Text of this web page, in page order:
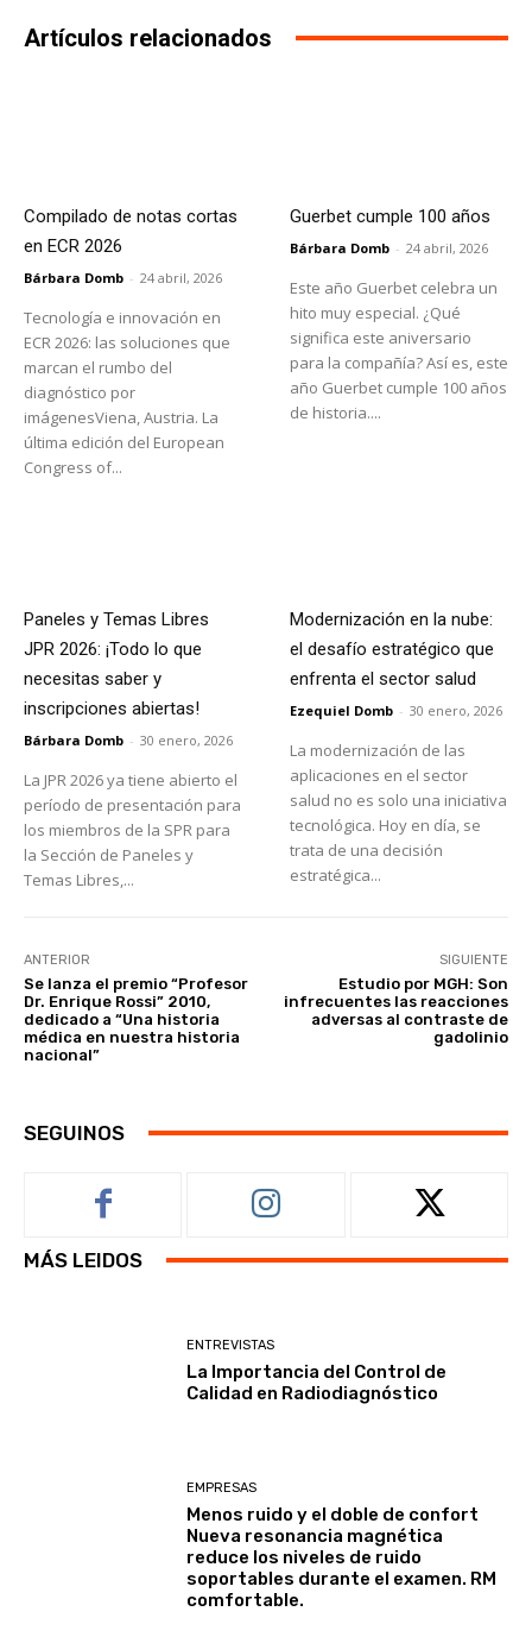
Artículos relacionados
Compilado de notas cortas
en ECR 2026
Bárbara Domb - 24 abril, 2026
Tecnología e innovación en
ECR 2026: las soluciones que
marcan el rumbo del
diagnóstico por
imágenesViena, Austria. La
última edición del European
Congress of...
Guerbet cumple 100 años
Bárbara Domb - 24 abril, 2026
Este año Guerbet celebra un
hito muy especial. ¿Qué
significa este aniversario
para la compañía? Así es, este
año Guerbet cumple 100 años
de historia....
Paneles y Temas Libres
JPR 2026: ¡Todo lo que
necesitas saber y
inscripciones abiertas!
Bárbara Domb - 30 enero, 2026
La JPR 2026 ya tiene abierto el
período de presentación para
los miembros de la SPR para
la Sección de Paneles y
Temas Libres,...
Modernización en la nube:
el desafío estratégico que
enfrenta el sector salud
Ezequiel Domb - 30 enero, 2026
La modernización de las
aplicaciones en el sector
salud no es solo una iniciativa
tecnológica. Hoy en día, se
trata de una decisión
estratégica...
ANTERIOR
Se lanza el premio “Profesor
Dr. Enrique Rossi” 2010,
dedicado a “Una historia
médica en nuestra historia
nacional”
SIGUIENTE
Estudio por MGH: Son
infrecuentes las reacciones
adversas al contraste de
gadolinio
SEGUINOS
MÁS LEIDOS
ENTREVISTAS
La Importancia del Control de
Calidad en Radiodiagnóstico
EMPRESAS
Menos ruido y el doble de confort
Nueva resonancia magnética
reduce los niveles de ruido
soportables durante el examen. RM
comfortable.